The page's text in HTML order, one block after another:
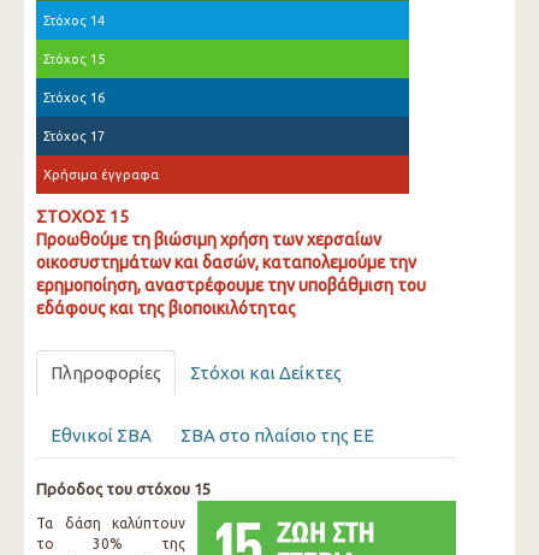
Στόχος 14
Στόχος 15
Στόχος 16
Στόχος 17
Χρήσιμα έγγραφα
ΣΤΟΧΟΣ 15
Προωθούμε τη βιώσιμη χρήση των χερσαίων
οικοσυστημάτων και δασών, καταπολεμούμε την
ερημοποίηση, αναστρέφουμε την υποβάθμιση του
εδάφους και της βιοποικιλότητας
Πληροφορίες Στόχοι και Δείκτες
Εθνικοί ΣΒΑ ΣΒΑ στο πλαίσιο της ΕΕ
Πρόοδος του στόχου 15
Τα δάση καλύπτουν
το 30% της